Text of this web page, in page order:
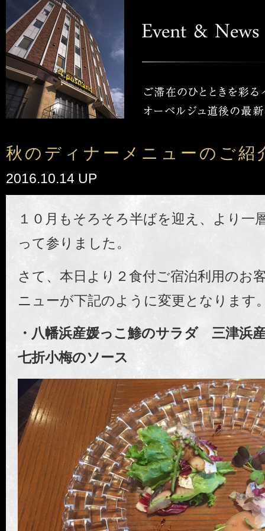
秋のディナーメニューのご紹
2016.10.14 UP
１０月もそろそろ半ばを迎え、より一
って参りました。
さて、本日より２食付ご宿泊利用のお
ニューが下記のように変更となります
・八幡浜産媛っこ鯵のサラダ 三津浜
七折小梅のソース